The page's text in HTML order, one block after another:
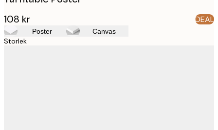
108 kr DEAL
Poster Canvas
Storlek